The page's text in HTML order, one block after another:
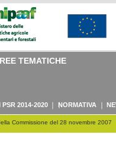
TEMATICHE
PSR 2014-2020 NORMATIVA
Commissione del 28 novembre 2007